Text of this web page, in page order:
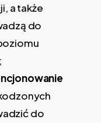
a także
do
do